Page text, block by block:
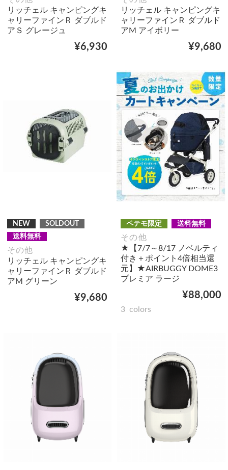
リッチェル キャンピングキ
ャリーファインＲ ダブルド
アＳ グレージュ
¥6,930
リッチェル キャンピングキ
ャリーファインＲ ダブルド
アM アイボリー
¥9,680
NEW
SOLDOUT
送料無料
その他
リッチェル キャンピングキ
ャリーファインＲ ダブルド
アM グリーン
¥9,680
ペテモ限定 送料無料
その他
★【7/7～8/17 ノベルティ
付き＋ポイント4倍相当還
元】★AIRBUGGY DOME3
プレミア ラージ
¥88,000
3 colors